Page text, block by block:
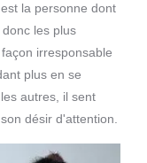
la personne dont
les plus
façon irresponsable
plus en se
autres, il sent
désir d'attention.